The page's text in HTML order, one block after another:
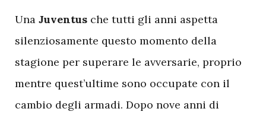
Una Juventus che tutti gli anni aspetta
silenziosamente questo momento della
stagione per superare le avversarie, proprio
mentre quest’ultime sono occupate con il
cambio degli armadi. Dopo nove anni di